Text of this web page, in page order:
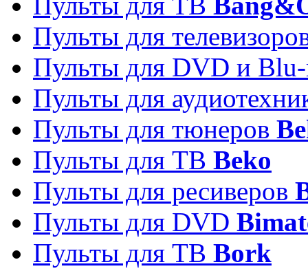
Пульты для
Пульты для DVD и
Пульты для
Пульты для тюнеров
Пульты для ТВ Beko
Пульты для ресиверов
Пульты для DVD
Пульты для ТВ Bork